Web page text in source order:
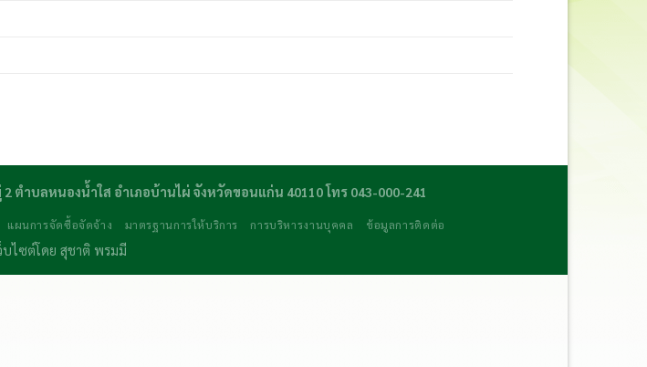
ตำบลหนองน้ำใส อำเภอบ้านไผ่ จังหวัดขอนแก่น 40110 โทร 043-000-241
แผนการจัดซื้อจัดจ้าง มาตรฐานการให้บริการ การบริหารงานบุคคล ข้อมูลการติดต่อ
ไซต์โดย สุชาติ พรมมี